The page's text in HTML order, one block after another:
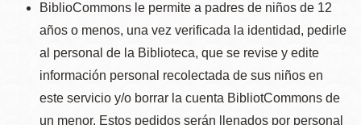
BiblioCommons le permite a padres de niños de 12
años o menos, una vez verificada la identidad, pedirle
al personal de la Biblioteca, que se revise y edite
información personal recolectada de sus niños en
este servicio y/o borrar la cuenta BibliotCommons de
un menor. Estos pedidos serán llenados por personal